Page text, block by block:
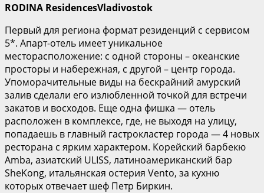
RODINA ResidencesVladivostok
Первый для региона формат резиденций с сервисом
5*. Апарт-отель имеет уникальное
месторасположение: с одной стороны – океанские
просторы и набережная, с другой – центр города.
Упоморачительные виды на бескрайний амурский
залив сделали его излюбленной точкой для встречи
закатов и восходов. Еще одна фишка — отель
расположен в комплексе, где, не выходя на улицу,
попадаешь в главный гастрокластер города — 4 новых
ресторана с ярким характером. Корейский барбекю
Amba, азиатский ULISS, латиноамериканский бар
SheKong, итальянская остерия Vento, за кухню
которых отвечает шеф Петр Биркин.